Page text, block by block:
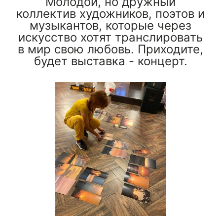
коллектив художников, поэтов и
музыкантов, которые через
искусство хотят транслировать
в мир свою любовь. Приходите,
будет выставка - концерт.